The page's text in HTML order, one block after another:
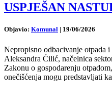
USPJEŠAN
Objavio: Komunal | 19/06/2026
Nepropisno odbacivanje otpada
Aleksandra Ćilić, načelnica
Zakonu o gospodarenju
onečišćenja mogu predstavljati